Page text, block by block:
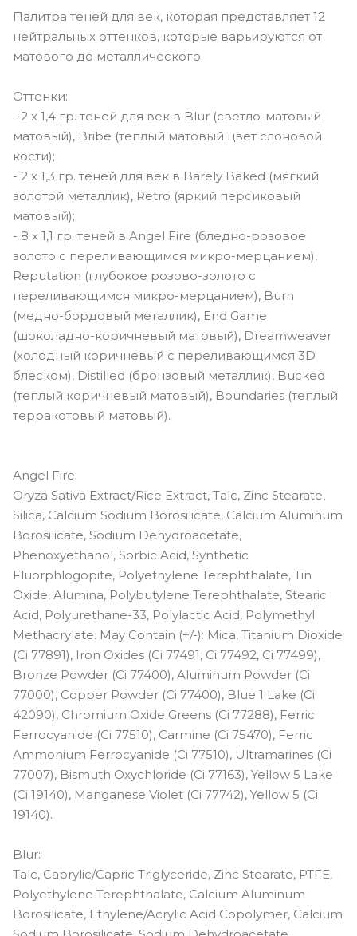
Палитра теней для век, которая представляет 12
нейтральных оттенков, которые варьируются от
матового до металлического.
Оттенки:
- 2 х 1,4 гр. теней для век в Blur (светло-матовый
матовый), Bribe (теплый матовый цвет слоновой
кости);
- 2 x 1,3 гр. теней для век в Barely Baked (мягкий
золотой металлик), Retro (яркий персиковый
матовый);
- 8 х 1,1 гр. теней в Angel Fire (бледно-розовое
золото с переливающимся микро-мерцанием),
Reputation (глубокое розово-золото с
переливающимся микро-мерцанием), Burn
(медно-бордовый металлик), End Game
(шоколадно-коричневый матовый), Dreamweaver
(холодный коричневый с переливающимся 3D
блеском), Distilled (бронзовый металлик), Bucked
(теплый коричневый матовый), Boundaries (теплый
терракотовый матовый).
Angel Fire:
Oryza Sativa Extract/Rice Extract, Talc, Zinc Stearate,
Silica, Calcium Sodium Borosilicate, Calcium Aluminum
Borosilicate, Sodium Dehydroacetate,
Phenoxyethanol, Sorbic Acid, Synthetic
Fluorphlogopite, Polyethylene Terephthalate, Tin
Oxide, Alumina, Polybutylene Terephthalate, Stearic
Acid, Polyurethane-33, Polylactic Acid, Polymethyl
Methacrylate. May Contain (+/-): Mica, Titanium Dioxide
(Ci 77891), Iron Oxides (Ci 77491, Ci 77492, Ci 77499),
Bronze Powder (Ci 77400), Aluminum Powder (Ci
77000), Copper Powder (Ci 77400), Blue 1 Lake (Ci
42090), Chromium Oxide Greens (Ci 77288), Ferric
Ferrocyanide (Ci 77510), Carmine (Ci 75470), Ferric
Ammonium Ferrocyanide (Ci 77510), Ultramarines (Ci
77007), Bismuth Oxychloride (Ci 77163), Yellow 5 Lake
(Ci 19140), Manganese Violet (Ci 77742), Yellow 5 (Ci
19140).
Blur:
Talc, Caprylic/Capric Triglyceride, Zinc Stearate, PTFE,
Polyethylene Terephthalate, Calcium Aluminum
Borosilicate, Ethylene/Acrylic Acid Copolymer, Calcium